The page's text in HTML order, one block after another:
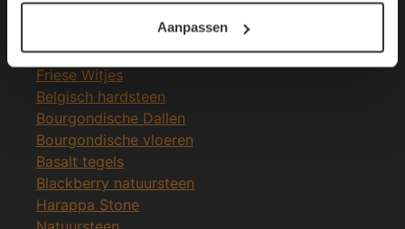
Aanpassen
Leisteen terrastegels
Marmer tegels
Friese Witjes
Belgisch hardsteen
Bourgondische Dallen
Bourgondische vloeren
Basalt tegels
Blackberry natuursteen
Harappa Stone